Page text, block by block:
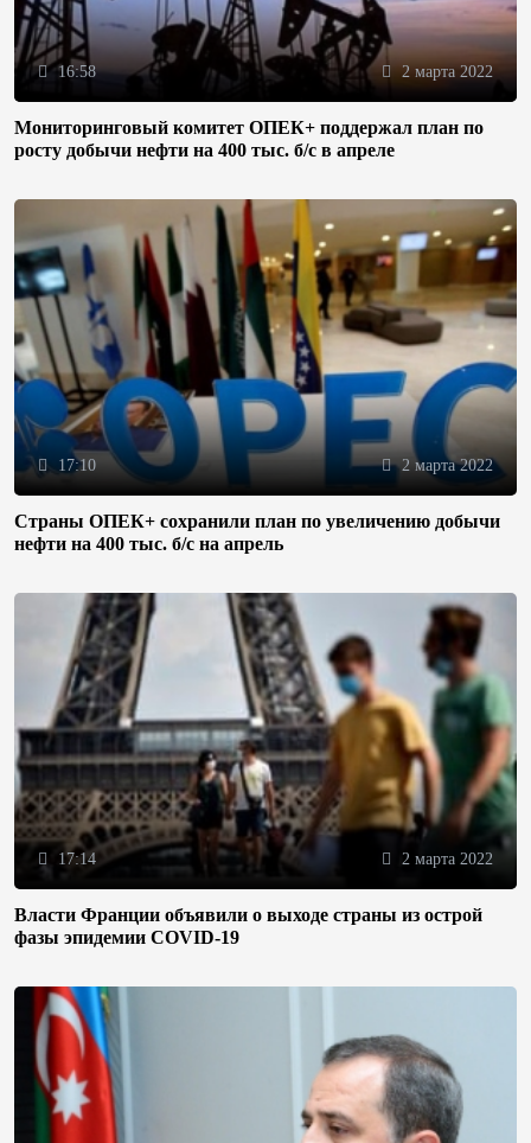
16:58 2 марта 2022
Мониторинговый комитет ОПЕК+ поддержал план по
росту добычи нефти на 400 тыс. б/с в апреле
17:10 2 марта 2022
Страны ОПЕК+ сохранили план по увеличению добычи
нефти на 400 тыс. б/с на апрель
17:14 2 марта 2022
Власти Франции объявили о выходе страны из острой
фазы эпидемии COVID-19